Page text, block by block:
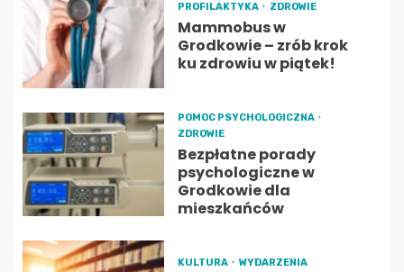
PROFILAKTYKA ZDROWIE
Mammobus w
Grodkowie – zrób krok
ku zdrowiu w piątek!
POMOC PSYCHOLOGICZNA
ZDROWIE
Bezpłatne porady
psychologiczne w
Grodkowie dla
mieszkańców
KULTURA WYDARZENIA